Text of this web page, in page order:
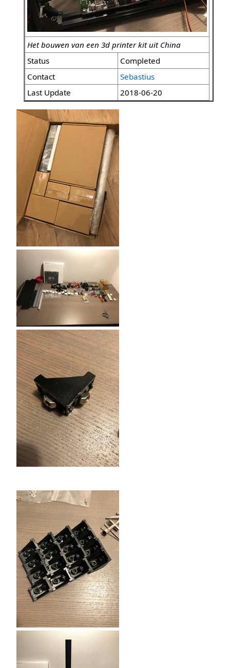
Het bouwen van een 3d printer kit uit China
Status
Completed
Contact
Sebastius
Last Update
2018-06-20